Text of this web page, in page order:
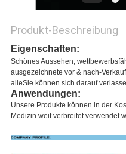
Produkt-Beschreibung
Eigenschaften:
Schönes Aussehen,
ausgezeichnete vor & nach-
alleSie können sich darauf
Anwendungen:
Unsere Produkte können in der
Medizin weit verbreitet verwendet